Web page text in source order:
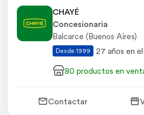
CHAYÉ
Concesionaria
Balcarce (Buenos Aires)
Desde 1999
27 años en
80 productos en
Contactar